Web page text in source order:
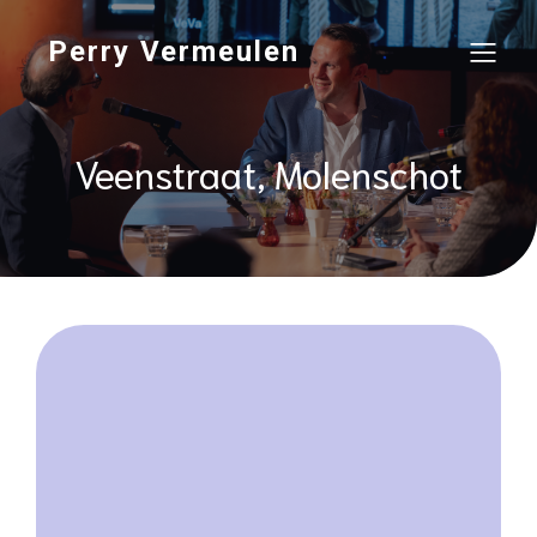
Perry Vermeulen
Veenstraat, Molenschot